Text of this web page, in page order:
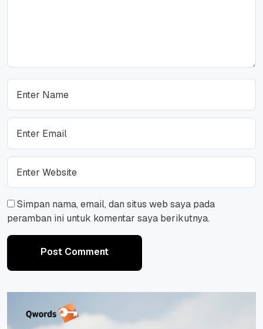
Simpan nama, email, dan situs web saya pada
peramban ini untuk komentar saya berikutnya.
Post Comment